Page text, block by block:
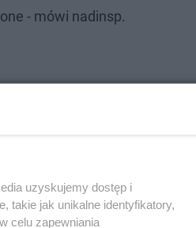
- mówi nadinsp.
uzyskujemy dostęp i
takie jak unikalne identyfikatory,
celu zapewniania